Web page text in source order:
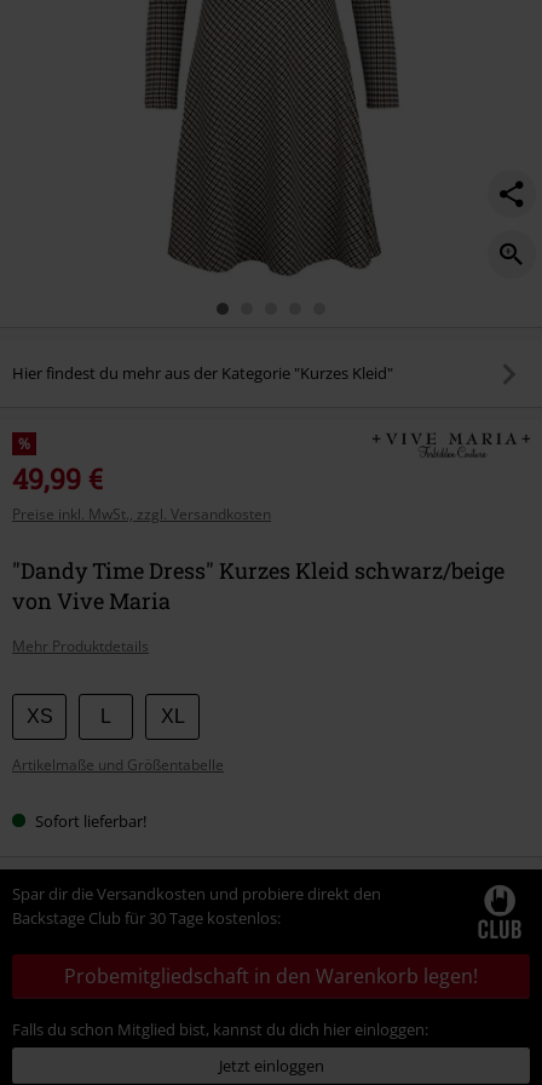
Hier findest du mehr aus der Kategorie "Kurzes Kleid"
%
49,99 €
Preise inkl. MwSt., zzgl. Versandkosten
"Dandy Time Dress" Kurzes Kleid schwarz/beige
von Vive Maria
Mehr Produktdetails
Wähle
deine
Größe
XS XL
Artikelmaße und Größentabelle
Sofort lieferbar!
Spar dir die Versandkosten und probiere direkt den
Backstage Club für 30 Tage kostenlos:
Probemitgliedschaft in den Warenkorb legen!
Falls du schon Mitglied bist, kannst du dich hier einloggen:
Jetzt einloggen